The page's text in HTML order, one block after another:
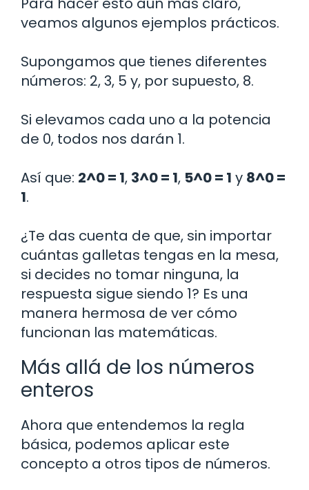
veamos algunos ejemplos prácticos.
Supongamos que tienes diferentes
números: 2, 3, 5 y, por supuesto, 8.
Si elevamos cada uno a la potencia
de 0, todos nos darán 1.
Así que: 2^0 = 1, 3^0 = 1, 5^0 = 1 y 8^0 =
1.
¿Te das cuenta de que, sin importar
cuántas galletas tengas en la mesa,
si decides no tomar ninguna, la
respuesta sigue siendo 1? Es una
manera hermosa de ver cómo
funcionan las matemáticas.
Más allá de los números
enteros
Ahora que entendemos la regla
básica, podemos aplicar este
concepto a otros tipos de números.